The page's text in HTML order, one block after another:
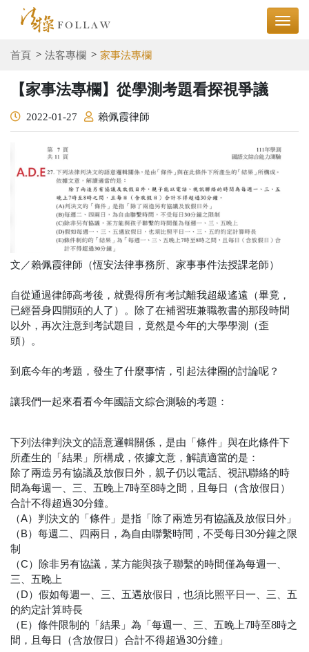
首頁 法客專欄 家事法專欄
【家事法專欄】從學測考題看探視爭議
2022-01-27 賴佩霞律師
文／賴佩霞律師（恆安法律事務所、家事事件法授課老師）
自從通過律師高考後，就覺得所有考試離我超級遙遠（畢竟，
已經晉身四開頭的人了）。除了在補習班兼職教書的那段時間
以外，再次注意到考試題目，竟然是今年的大學學測（歪
頭）。
到底今年的考題，發生了什麼事情，引起法律圈的討論呢？
讓我們一起來看看今年國語文綜合測驗的考題：
下列法律判決文的語意邏輯關係，是由「條件」與在此條件下
所產生的「結果」所構成，依據文意，解讀適當的是：
除了兩造另有協議及放假日外，親子仍以電話、視訊聯絡的時
間為每週一、三、五晚上7時至8時之間，且每日（含放假日）
合計不得超過30分鐘。
（A）判決文的「條件」是指「除了兩造另有協議及放假日外」
（B）每週二、四兩日，為自由聯繫時間，不受每日30分鐘之限
制
（C）除非另有協議，某方能與孩子聯繫的時間僅為每週一、
三、五晚上
（D）假如每週一、三、五遇放假日，也須比照平日一、三、五
的約定計算時長
（E）條件限制的「結果」為「每週一、三、五晚上7時至8時之
間，且每日（含放假日）合計不得超過30分鐘」